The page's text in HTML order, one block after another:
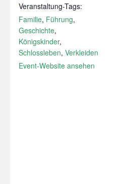
Veranstaltung-Tags:
Familie, Führung,
Geschichte,
Königskinder,
Schlossleben, Verkleiden
Event-Website ansehen